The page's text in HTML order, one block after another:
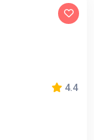
4.4